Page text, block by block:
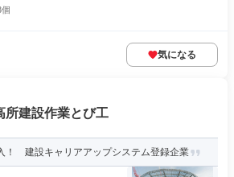
気になる
所建設作業とび工
！ 建設キャリアアップシステム登録企業